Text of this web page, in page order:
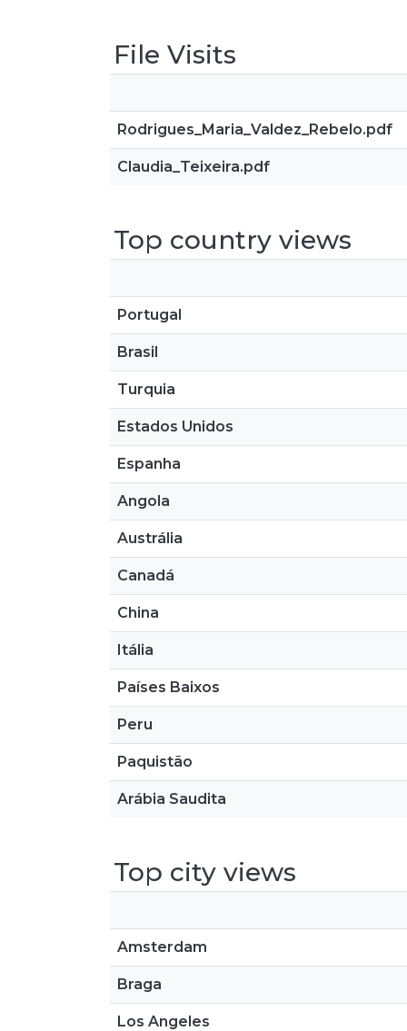
File Visits
Rodrigues_Maria_Valdez_Rebelo.pdf
Claudia_Teixeira.pdf
Top country views
Portugal
Brasil
Turquia
Estados Unidos
Espanha
Angola
Austrália
Canadá
China
Itália
Países Baixos
Peru
Paquistão
Arábia Saudita
Top city views
Amsterdam
Braga
Los Angeles